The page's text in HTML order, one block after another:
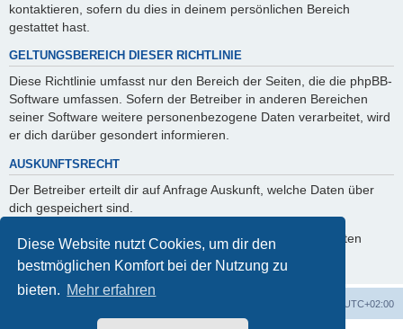
Diese Website nutzt Cookies, um dir den
bestmöglichen Komfort bei der Nutzung zu
bieten. Mehr erfahren
kontaktieren, sofern du dies in deinem persönlichen Bereich
gestattet hast.
GELTUNGSBEREICH DIESER RICHTLINIE
Diese Richtlinie umfasst nur den Bereich der Seiten, die die phpBB-
Software umfassen. Sofern der Betreiber in anderen Bereichen
seiner Software weitere personenbezogene Daten verarbeitet, wird
er dich darüber gesondert informieren.
AUSKUNFTSRECHT
Der Betreiber erteilt dir auf Anfrage Auskunft, welche Daten über
dich gespeichert sind.
Du kannst jederzeit die Löschung bzw. Sperrung deiner Daten
verlangen. Kontaktiere hierzu bitte den Betreiber.
UTC+02:00